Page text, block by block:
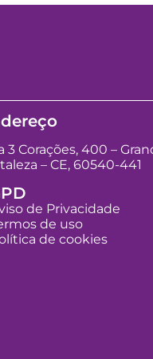
3 Corações, 400 –
– CE, 60540-441
de Privacidade
de uso
de cookies